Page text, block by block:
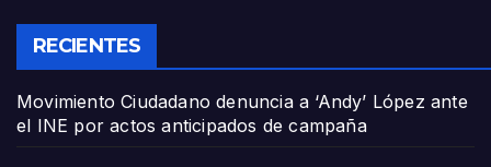
RECIENTES
Movimiento Ciudadano denuncia a ‘Andy’ López ante
el INE por actos anticipados de campaña